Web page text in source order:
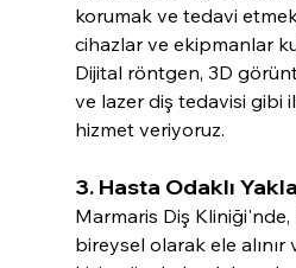
korumak ve tedavi
cihazlar ve ekipmanlar
Dijital röntgen, 3D
ve lazer diş tedavisi gibi
hizmet veriyoruz.
3. Hasta Odaklı
Marmaris Diş
bireysel olarak ele alınır